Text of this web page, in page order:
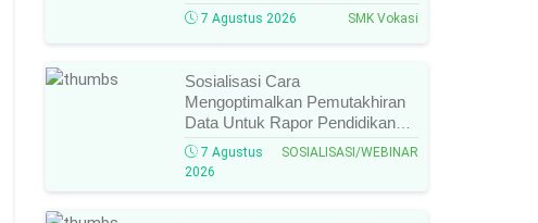
Batas Waktu, Dan Cara
Pendaftarannya!
7 Agustus 2026 SMK Vokasi
Sosialisasi Cara
Mengoptimalkan Pemutakhiran
Data Untuk Rapor Pendidikan
Tahun 2026, Ini Jadwal, Materi,
Narasumber, Dan Link
7 Agustus
2026
SOSIALISASI/WEBINAR